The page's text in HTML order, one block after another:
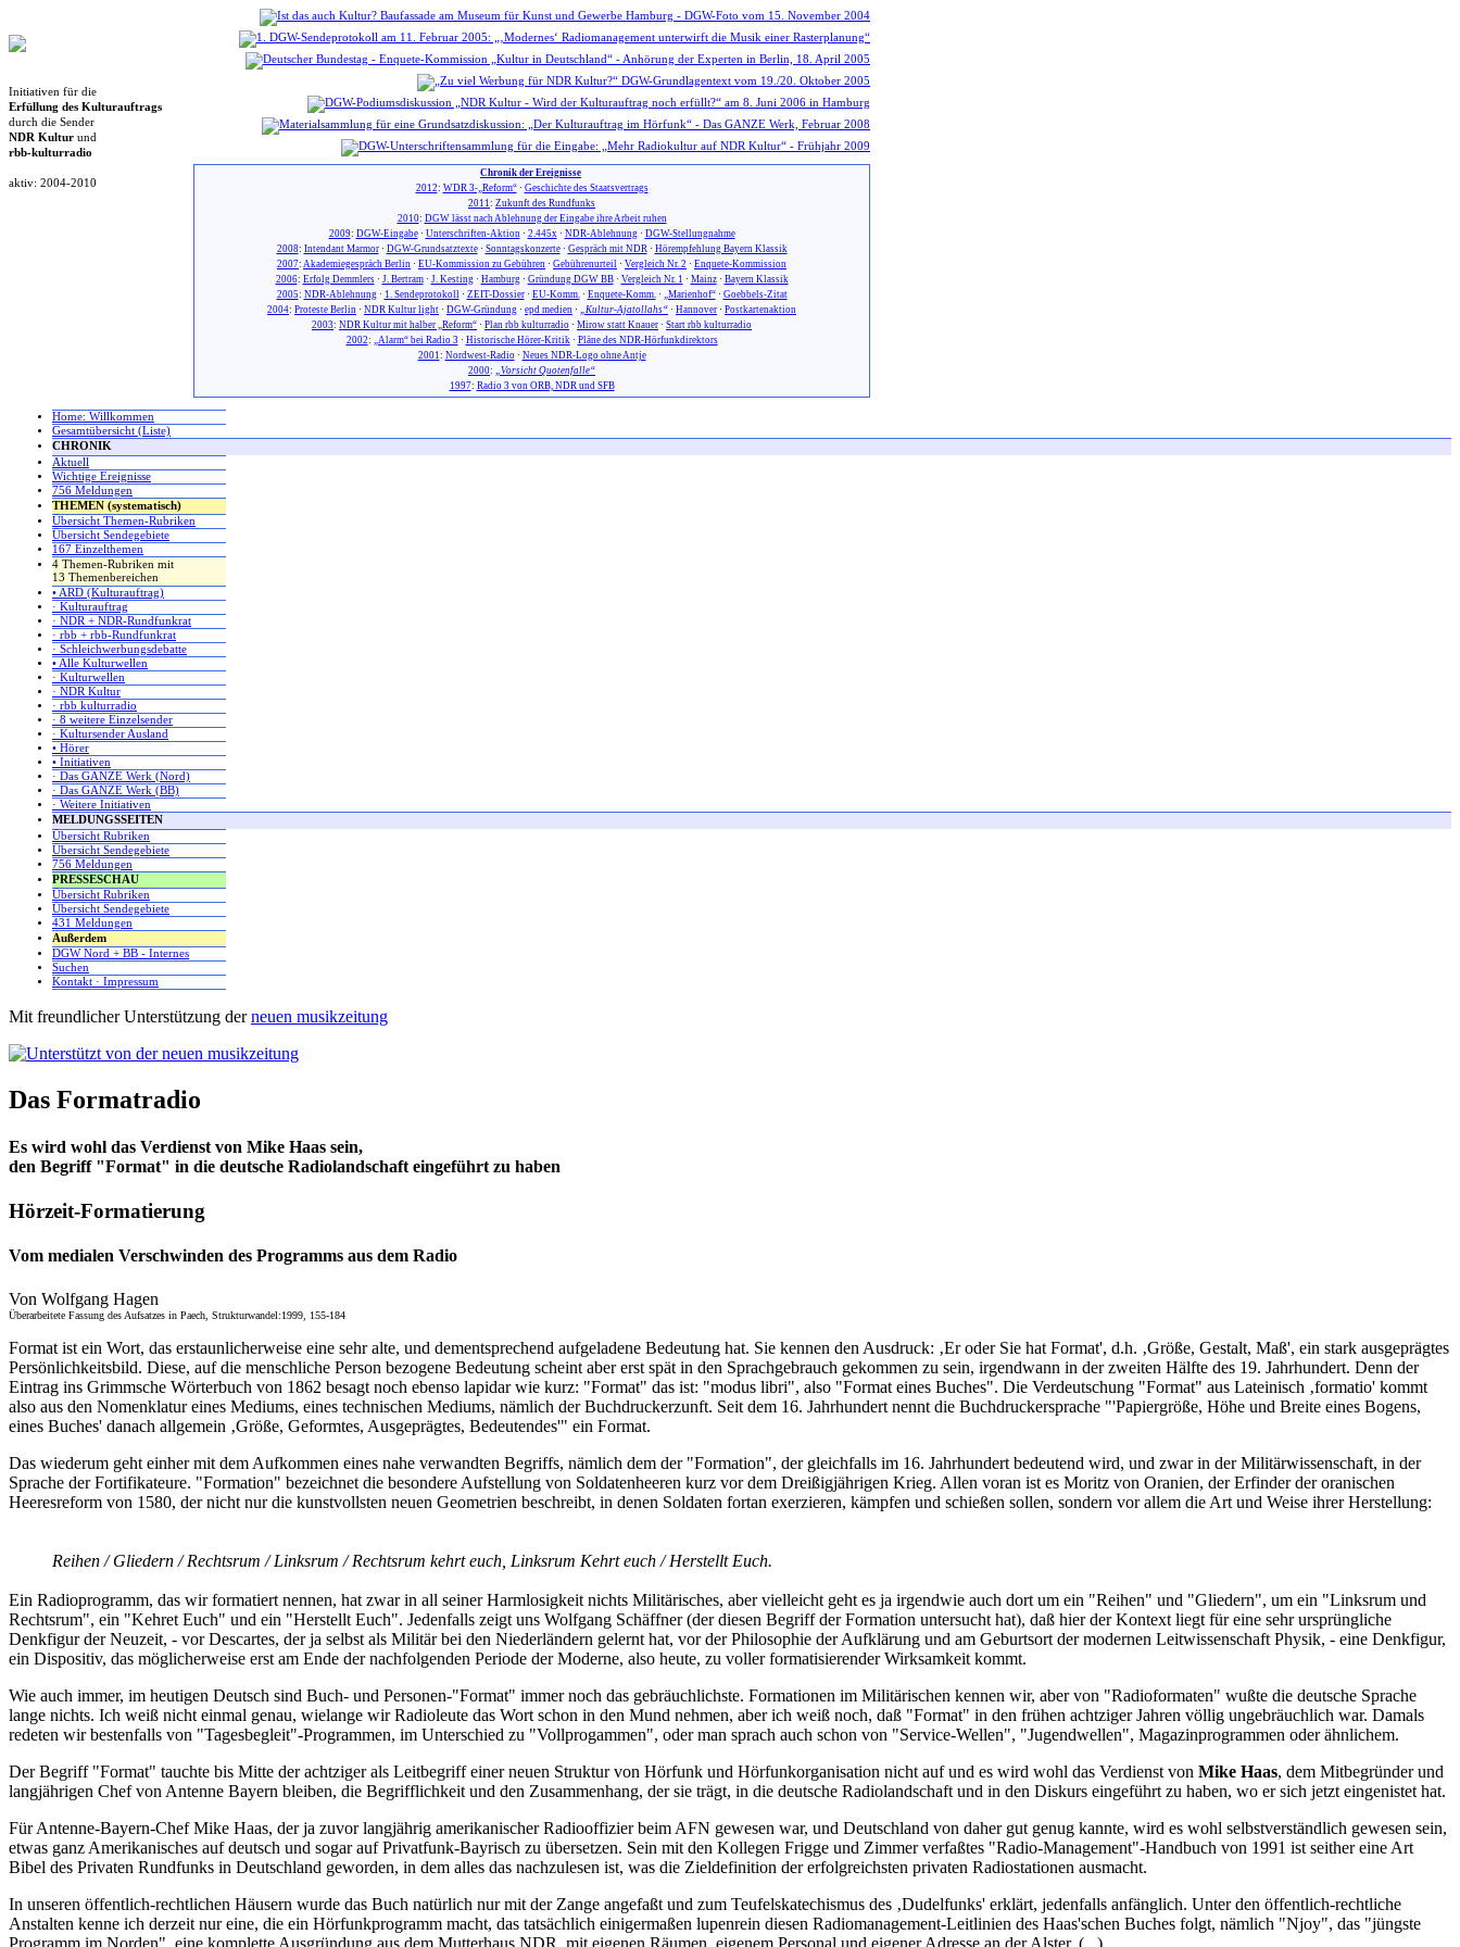
Initiativen für die
Erfüllung des Kulturauftrags
durch die Sender
NDR Kultur und
rbb-kulturradio
aktiv: 2004-2010
Chronik der Ereignisse
2012: WDR 3-„Reform“· Geschichte des Staatsvertrags
2011: Zukunft des Rundfunks
2010: DGW lässt nach Ablehnung der Eingabe ihre Arbeit ruhen
2009: DGW-Eingabe· Unterschriften-Aktion· 2.445x· NDR-Ablehnung· DGW-Stellungnahme
2008: Intendant Marmor· DGW-Grundsatztexte· Sonntagskonzerte· Gespräch mit NDR· Hörempfehlung Bayern Klassik
2007: Akademiegespräch Berlin · EU-Kommission zu Gebühren · Gebührenurteil · Vergleich Nr. 2 · Enquete-Kommission
2006: Erfolg Demmlers· J. Bertram· J. Kesting· Hamburg· Gründung DGW BB· Vergleich Nr. 1 · Mainz· Bayern Klassik
2005: NDR-Ablehnung· 1. Sendeprotokoll· ZEIT-Dossier· EU-Komm.· Enquete-Komm.· „Marienhof“· Goebbels-Zitat
2004: Proteste Berlin · NDR Kultur light · DGW-Gründung · epd medien · „Kultur-Ajatollahs“ · Hannover · Postkartenaktion
2003: NDR Kultur mit halber „Reform“ · Plan rbb kulturradio · Mirow statt Knauer · Start rbb kulturradio
2002: „Alarm“ bei Radio 3 · Historische Hörer-Kritik· Pläne des NDR-Hörfunkdirektors
2001: Nordwest-Radio· Neues NDR-Logo ohne Antje
2000: „Vorsicht Quotenfalle“
1997: Radio 3 von ORB, NDR und SFB
Home: Willkommen
Gesamtübersicht (Liste)
CHRONIK
Aktuell
Wichtige Ereignisse
756 Meldungen
THEMEN (systematisch)
Übersicht Themen-Rubriken
Übersicht Sendegebiete
167 Einzelthemen
4 Themen-Rubriken mit
13 Themenbereichen
• ARD (Kulturauftrag)
· Kulturauftrag
· NDR + NDR-Rundfunkrat
· rbb + rbb-Rundfunkrat
· Schleichwerbungsdebatte
• Alle Kulturwellen
· Kulturwellen
· NDR Kultur
· rbb kulturradio
· 8 weitere Einzelsender
· Kultursender Ausland
• Hörer
• Initiativen
· Das GANZE Werk (Nord)
· Das GANZE Werk (BB)
· Weitere Initiativen
MELDUNGSSEITEN
Übersicht Rubriken
Übersicht Sendegebiete
756 Meldungen
PRESSESCHAU
Übersicht Rubriken
Übersicht Sendegebiete
431 Meldungen
Außerdem
DGW Nord + BB - Internes
Suchen
Kontakt · Impressum
Mit freundlicher Unterstützung derneuen musikzeitung
Das Formatradio
Es wird wohl das Verdienst von Mike Haas sein,
den Begriff "Format" in die deutsche Radiolandschaft eingeführt zu haben
Hörzeit-Formatierung
Vom medialen Verschwinden des Programms aus dem Radio
Von Wolfgang Hagen
Überarbeitete Fassung des Aufsatzes in Paech, Strukturwandel:1999, 155-184
Format ist ein Wort, das erstaunlicherweise eine sehr alte, und dementsprechend aufgeladene Bedeutung hat. Sie kennen den Ausdruck: ‚Er oder Sie hat Format', d.h. ‚Größe, Gestalt, Maß', ein stark ausgeprägtes
Persönlichkeitsbild. Diese, auf die menschliche Person bezogene Bedeutung scheint aber erst spät in den Sprachgebrauch gekommen zu sein, irgendwann in der zweiten Hälfte des 19. Jahrhundert. Denn der
Eintrag ins Grimmsche Wörterbuch von 1862 besagt noch ebenso lapidar wie kurz: "Format" das ist: "modus libri", also "Format eines Buches". Die Verdeutschung "Format" aus Lateinisch ‚formatio' kommt
also aus den Nomenklatur eines Mediums, eines technischen Mediums, nämlich der Buchdruckerzunft. Seit dem 16. Jahrhundert nennt die Buchdruckersprache "'Papiergröße, Höhe und Breite eines Bogens,
eines Buches' danach allgemein ‚Größe, Geformtes, Ausgeprägtes, Bedeutendes'" ein Format.
Das wiederum geht einher mit dem Aufkommen eines nahe verwandten Begriffs, nämlich dem der "Formation", der gleichfalls im 16. Jahrhundert bedeutend wird, und zwar in der Militärwissenschaft, in der
Sprache der Fortifikateure. "Formation" bezeichnet die besondere Aufstellung von Soldatenheeren kurz vor dem Dreißigjährigen Krieg. Allen voran ist es Moritz von Oranien, der Erfinder der oranischen
Heeresreform von 1580, der nicht nur die kunstvollsten neuen Geometrien beschreibt, in denen Soldaten fortan exerzieren, kämpfen und schießen sollen, sondern vor allem die Art und Weise ihrer Herstellung:
Reihen / Gliedern / Rechtsrum / Linksrum / Rechtsrum kehrt euch, Linksrum Kehrt euch / Herstellt Euch.
Ein Radioprogramm, das wir formatiert nennen, hat zwar in all seiner Harmlosigkeit nichts Militärisches, aber vielleicht geht es ja irgendwie auch dort um ein "Reihen" und "Gliedern", um ein "Linksrum und
Rechtsrum", ein "Kehret Euch" und ein "Herstellt Euch". Jedenfalls zeigt uns Wolfgang Schäffner (der diesen Begriff der Formation untersucht hat), daß hier der Kontext liegt für eine sehr ursprüngliche
Denkfigur der Neuzeit, - vor Descartes, der ja selbst als Militär bei den Niederländern gelernt hat, vor der Philosophie der Aufklärung und am Geburtsort der modernen Leitwissenschaft Physik, - eine Denkfigur,
ein Dispositiv, das möglicherweise erst am Ende der nachfolgenden Periode der Moderne, also heute, zu voller formatisierender Wirksamkeit kommt.
Wie auch immer, im heutigen Deutsch sind Buch- und Personen-"Format" immer noch das gebräuchlichste. Formationen im Militärischen kennen wir, aber von "Radioformaten" wußte die deutsche Sprache
lange nichts. Ich weiß nicht einmal genau, wielange wir Radioleute das Wort schon in den Mund nehmen, aber ich weiß noch, daß "Format" in den frühen achtziger Jahren völlig ungebräuchlich war. Damals
redeten wir bestenfalls von "Tagesbegleit"-Programmen, im Unterschied zu "Vollprogammen", oder man sprach auch schon von "Service-Wellen", "Jugendwellen", Magazinprogrammen oder ähnlichem.
Der Begriff "Format" tauchte bis Mitte der achtziger als Leitbegriff einer neuen Struktur von Hörfunk und Hörfunkorganisation nicht auf und es wird wohl das Verdienst von Mike Haas, dem Mitbegründer und
langjährigen Chef von Antenne Bayern bleiben, die Begrifflichkeit und den Zusammenhang, der sie trägt, in die deutsche Radiolandschaft und in den Diskurs eingeführt zu haben, wo er sich jetzt eingenistet hat.
Für Antenne-Bayern-Chef Mike Haas, der ja zuvor langjährig amerikanischer Radiooffizier beim AFN gewesen war, und Deutschland von daher gut genug kannte, wird es wohl selbstverständlich gewesen sein,
etwas ganz Amerikanisches auf deutsch und sogar auf Privatfunk-Bayrisch zu übersetzen. Sein mit den Kollegen Frigge und Zimmer verfaßtes "Radio-Management"-Handbuch von 1991 ist seither eine Art
Bibel des Privaten Rundfunks in Deutschland geworden, in dem alles das nachzulesen ist, was die Zieldefinition der erfolgreichsten privaten Radiostationen ausmacht.
In unseren öffentlich-rechtlichen Häusern wurde das Buch natürlich nur mit der Zange angefaßt und zum Teufelskatechismus des ‚Dudelfunks' erklärt, jedenfalls anfänglich. Unter den öffentlich-rechtliche
Anstalten kenne ich derzeit nur eine, die ein Hörfunkprogramm macht, das tatsächlich einigermaßen lupenrein diesen Radiomanagement-Leitlinien des Haas'schen Buches folgt, nämlich "Njoy", das "jüngste
Programm im Norden", eine komplette Ausgründung aus dem Mutterhaus NDR, mit eigenen Räumen, eigenem Personal und eigener Adresse an der Alster. (...)